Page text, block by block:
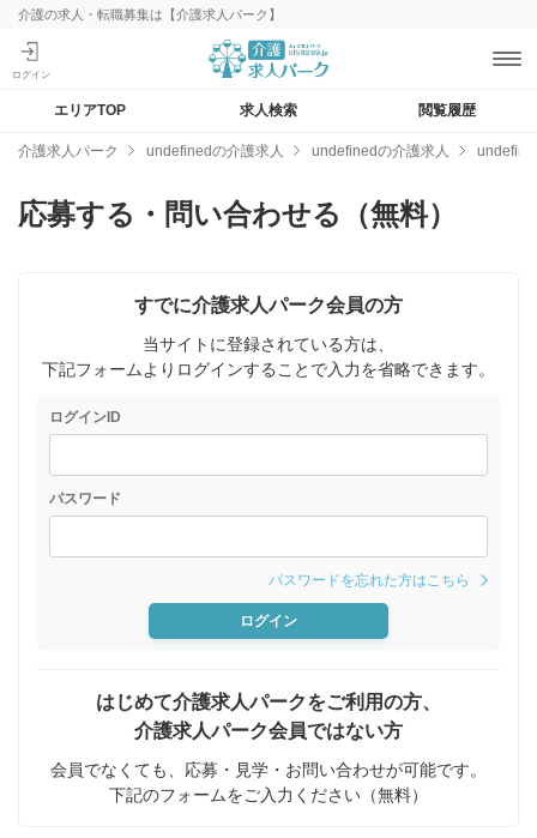
介護の求人・転職募集は【介護求人パーク】
エリアTOP 求人検索 閲覧履歴
介護求人パーク undefinedの介護求人 undefinedの介護求人
応募する・問い合わせる（無料）
すでに介護求人パーク会員の方
当サイトに登録されている方は、
下記フォームよりログインすることで入力を省略できます。
ログインID
パスワード
パスワードを忘れた方はこちら
ログイン
はじめて介護求人パークをご利用の方、
介護求人パーク会員ではない方
会員でなくても、応募・見学・お問い合わせが可能です。
下記のフォームをご入力ください（無料）